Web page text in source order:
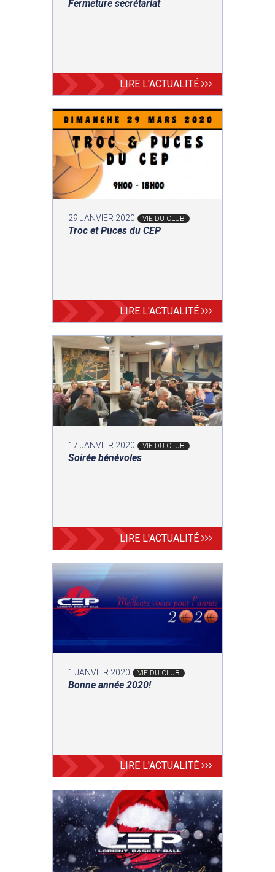
Fermeture secrétariat
LIRE L'ACTUALITÉ
29 JANVIER 2020 VIE DU CLUB
Troc et Puces du CEP
LIRE L'ACTUALITÉ
17 JANVIER 2020 VIE DU CLUB
Soirée bénévoles
LIRE L'ACTUALITÉ
1 JANVIER 2020 VIE DU CLUB
Bonne année 2020!
LIRE L'ACTUALITÉ